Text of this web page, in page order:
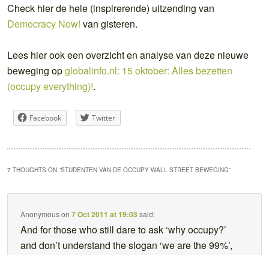
Check hier de hele (inspirerende) uitzending van
Democracy Now! van gisteren.
Lees hier ook een overzicht en analyse van deze nieuwe
beweging opglobalinfo.nl: 15 oktober: Alles bezetten
(occupy everything)!.
Facebook Twitter
7 THOUGHTS ON “STUDENTEN VAN DE OCCUPY WALL STREET BEWEGING”
Anonymouson7 Oct 2011 at 19:03said:
And for those who still dare to ask ‘why occupy?’
and don’t understand the slogan ‘we are the 99%’,